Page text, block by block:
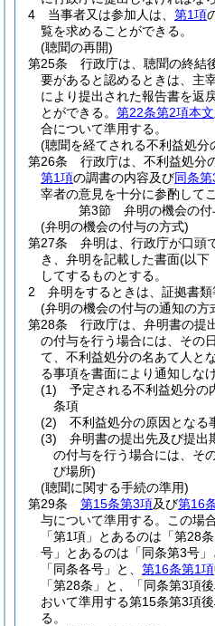
4
当事者又は参加人は、 第1項
覧を求めることができる。
(聴聞の再開)
第25条
行政庁は、聴聞の終結
要があると認めるときは、主
により提出された報告書を返
とができる。 第22条第2項本文
合について準用する。
(聴聞を経てされる不利益処分
第26条
行政庁は、不利益処分
第1項の調書の内容及び同条
宰者の意見を十分に参酌して
第3節
弁明の機会の付
(弁明の機会の付与の方式)
第27条
弁明は、行政庁が口頭
き、弁明を記載した書面(以下
してするものとする。
2
弁明をするときは、証拠書類
(弁明の機会の付与の通知の方
第28条
行政庁は、弁明書の提
の付与を行う場合には、その
て、不利益処分の名あて人と
る事項を書面により通知しな
(1)
予定される不利益処分の
条項
(2)
不利益処分の原因となる
(3)
弁明書の提出先及び提出
の付与を行う場合には、そ
び場所)
(聴聞に関する手続の準用)
第29条
第15条第3項及び第16
与について準用する。
この場
「第1項」とあるのは「第28
号」とあるのは「同条第3号
「同条各号」と、 第16条第1項
「第28条」と、「同条第3項
おいて準用する第15条第3項
る。